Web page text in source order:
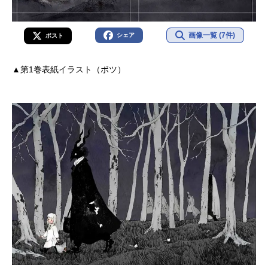
ポスト シェア 画像一覧 (7件)
▲第1巻表紙イラスト（ボツ）